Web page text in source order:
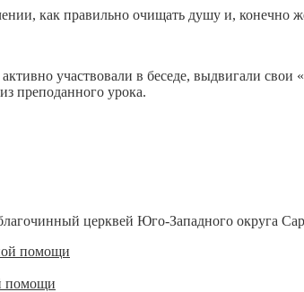
как правильно очищать душу и,
участвовали в беседе, выдвигали
преподанного урока.
церквей Юго-Западного округа
помощи